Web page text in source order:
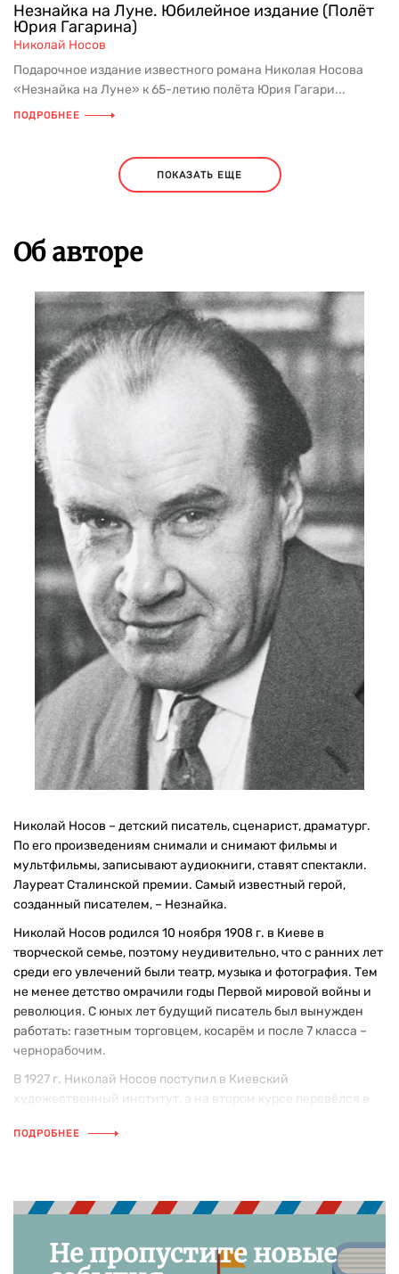
Незнайка на Луне. Юбилейное издание (Полёт
Юрия Гагарина)
Николай Носов
Подарочное издание известного романа Николая Носова
«Незнайка на Луне» к 65-летию полёта Юрия Гагари...
ПОДРОБНЕЕ
ПОКАЗАТЬ ЕЩЕ
Об авторе
Николай Носов – детский писатель, сценарист, драматург.
По его произведениям снимали и снимают фильмы и
мультфильмы, записывают аудиокниги, ставят спектакли.
Лауреат Сталинской премии. Самый известный герой,
созданный писателем, – Незнайка.
Николай Носов родился 10 ноября 1908 г. в Киеве в
творческой семье, поэтому неудивительно, что с ранних лет
среди его увлечений были театр, музыка и фотография. Тем
не менее детство омрачили годы Первой мировой войны и
революция. С юных лет будущий писатель был вынужден
работать: газетным торговцем, косарём и после 7 класса –
чернорабочим.
В 1927 г. Николай Носов поступил в Киевский
художественный институт, а на втором курсе перевёлся в
института кинематографии (ныне – ВГИК), который окончил
анимационных фильмов на студии «Союзкино», а с 1934 по
фильмов студии «Союзкино». Во время Великой
Отечественной войны снимал учебные ленты для советской
ПОДРОБНЕЕ
Не пропустите новые